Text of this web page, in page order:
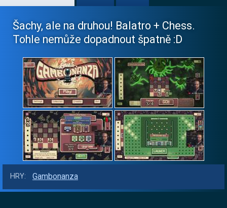
Šachy, ale na druhou! Balatro + Chess.
Tohle nemůže dopadnout špatně :D
HRY: Gambonanza